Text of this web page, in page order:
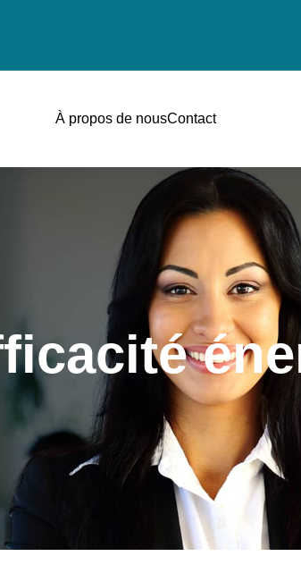
À propos de nousContact